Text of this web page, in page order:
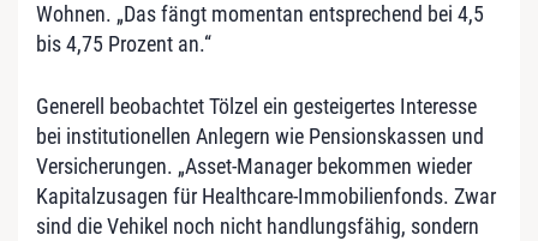
Wohnen. „Das fängt momentan entsprechend bei 4,5
bis 4,75 Prozent an.“
Generell beobachtet Tölzel ein gesteigertes Interesse
bei institutionellen Anlegern wie Pensionskassen und
Versicherungen. „Asset-Manager bekommen wieder
Kapitalzusagen für Healthcare-Immobilienfonds. Zwar
sind die Vehikel noch nicht handlungsfähig, sondern